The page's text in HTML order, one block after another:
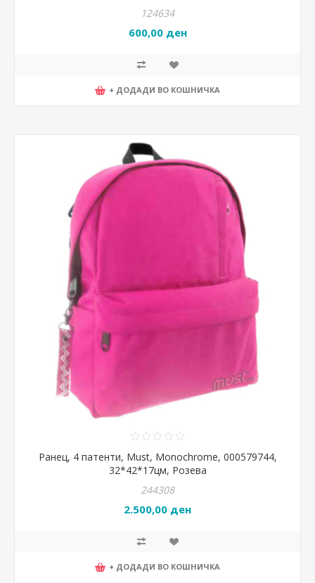
124634
600,00 ден
+ ДОДАДИ ВО КОШНИЧКА
Ранец, 4 патенти, Must, Monochrome, 000579744,
32*42*17цм, Розева
244308
2.500,00 ден
+ ДОДАДИ ВО КОШНИЧКА